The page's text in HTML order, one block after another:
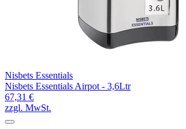
Nisbets Essentials
Nisbets Essentials Airpot - 3,6Ltr
67,31 €
zzgl. MwSt.